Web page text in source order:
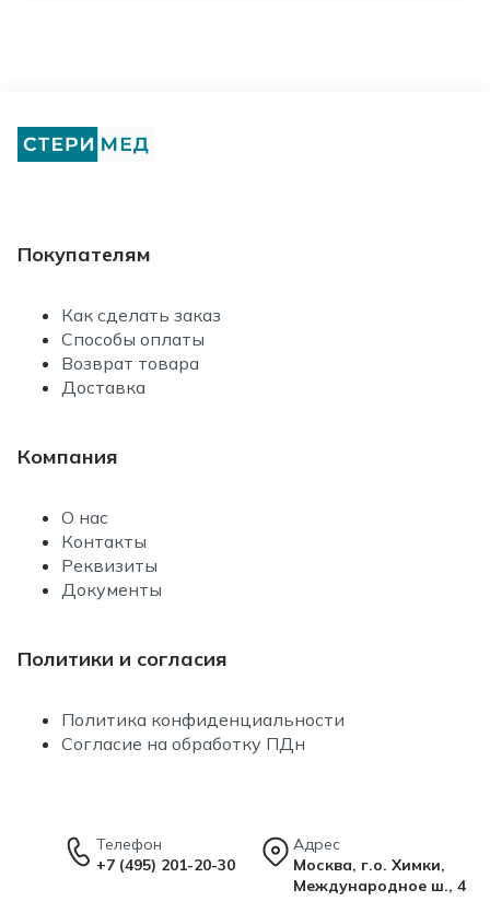
Покупателям
Как сделать заказ
Способы оплаты
Возврат товара
Доставка
Компания
О нас
Контакты
Реквизиты
Документы
Политики и согласия
Политика конфиденциальности
Согласие на обработку ПДн
Телефон
+7 (495) 201-20-30
Адрес
Москва, г.о. Химки,
Международное ш., 4